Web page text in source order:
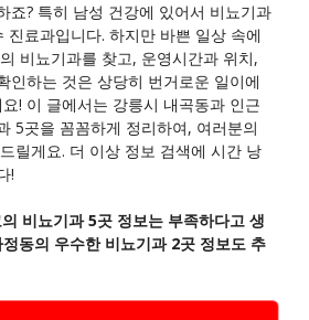
죠? 특히 남성 건강에 있어서 비뇨기과
진료과입니다. 하지만 바쁜 일상 속에
비뇨기과를 찾고, 운영시간과 위치,
인하는 것은 상당히 번거로운 일이에
! 이 글에서는 강릉시 내곡동과 인근
5곳을 꼼꼼하게 정리하여, 여러분의
릴게요. 더 이상 정보 검색에 시간 낭
!
비뇨기과 5곳 정보는 부족하다고 생
동의 우수한 비뇨기과 2곳 정보도 추